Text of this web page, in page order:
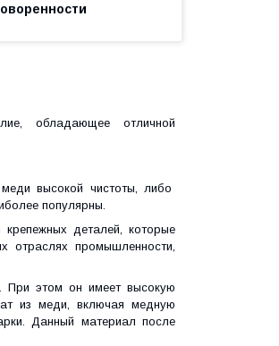
обладающее отличной
высокой чистоты, либо
популярны.
деталей, которые
отраслях промышленности,
При этом он имеет высокую
из меди, включая медную
Данный материал после